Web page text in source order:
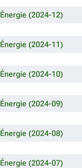
Énergie (2024-12)
Énergie (2024-11)
Énergie (2024-10)
Énergie (2024-09)
Énergie (2024-08)
Énergie (2024-07)